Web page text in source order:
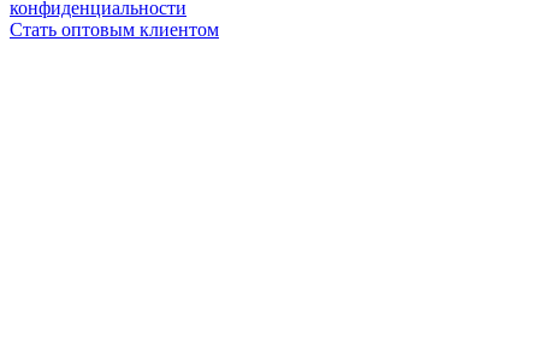
конфиденциальности
Стать оптовым клиентом